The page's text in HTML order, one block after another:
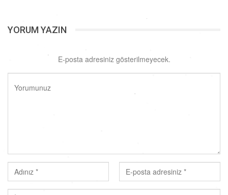
YORUM YAZIN
E-posta adresiniz gösterilmeyecek.